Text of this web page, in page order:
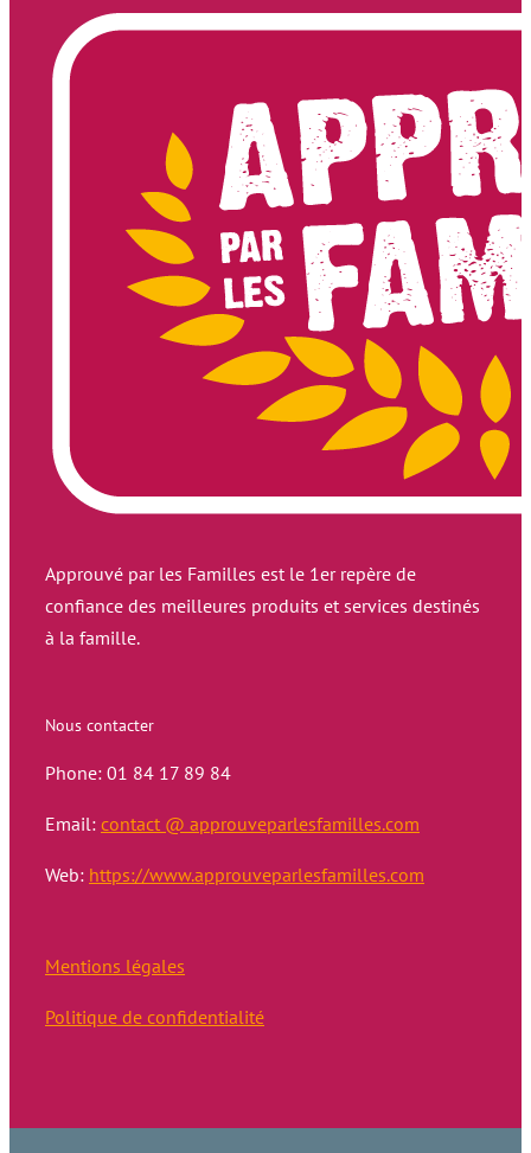
Approuvé par les Familles est le 1er repère de
confiance des meilleures produits et services destinés
à la famille.
Nous contacter
Phone: 01 84 17 89 84
Email: contact @ approuveparlesfamilles.com
Web: https://www.approuveparlesfamilles.com
Mentions légales
Politique de confidentialité